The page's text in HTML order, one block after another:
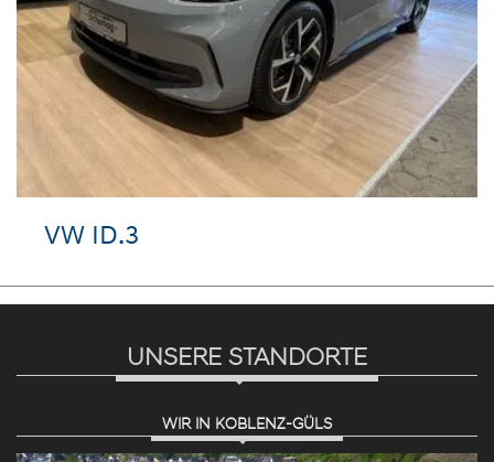
VW ID.3
UNSERE STANDORTE
WIR IN KOBLENZ-GÜLS